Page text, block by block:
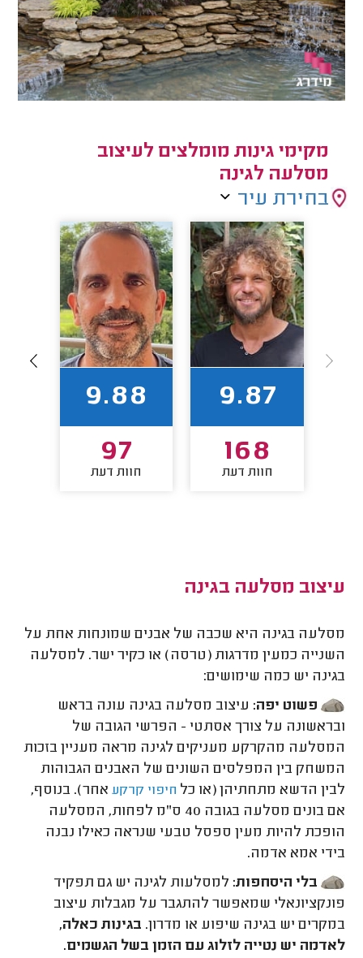
מקימי גינות מומלצים לעיצוב
מסלעה לגינה
בחירת עיר
9.87
168
חוות דעת
9.88
97
חוות דעת
עיצוב מסלעה בגינה
מסלעה בגינה היא שכבה של אבנים שמונחות אחת על
השנייה כמעין מדרגות (טרסה) או כקיר ישר. למסלעה
בגינה יש כמה שימושים:
פשוט יפה: עיצוב מסלעה בגינה עונה בראש
ובראשונה על צורך אסתטי - הפרשי הגובה של
המסלעה מהקרקע מעניקים לגינה מראה מעניין בזכות
המשחק בין המפלסים השונים של האבנים הגבוהות
לבין הדשא מתחתיהן (או כל חיפוי קרקע אחר). בנוסף,
אם בונים מסלעה בגובה 40 ס"מ לפחות, המסלעה
הופכת להיות מעין ספסל טבעי שנראה כאילו נבנה
בידי אמא אדמה.
בלי היסחפות: למסלעות לגינה יש גם תפקיד
פונקציונאלי שמאפשר להתגבר על מגבלות עיצוב
במקרים יש בגינה שיפוע או מדרון. בגינות כאלה,
לאדמה יש נטייה לזלוג עם הזמן בשל הגשמים.